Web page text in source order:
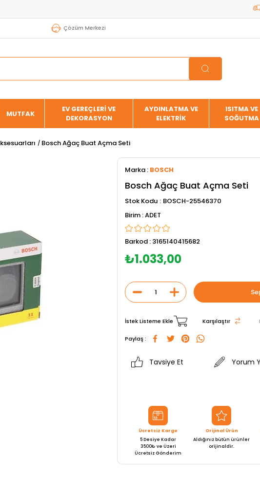
5
Çözüm Merkezi
MUTFAK
EV GEREÇLERİ VE
DEKORASYON
AYDINLATMA VE
ELEKTRİK
ISITMA VE
SOĞUTMA
Bosch Ağaç Buat Açma Seti
Marka : BOSCH
Bosch Ağaç Buat Açma Seti
Stok Kodu
BOSCH-25546370
ADET
Barkod : 3165140415682
₺1.033,00
İstek Listeme Ekle Karşılaştır
Paylaş :
Tavsiye Et Yorum
Ücretsiz Kargo
5 Desiye Kadar
3500₺ ve Üzeri
Ücretsiz Gönderim
Orijinal Ürün
Aldığınız bütün ürünler
orijinaldir.